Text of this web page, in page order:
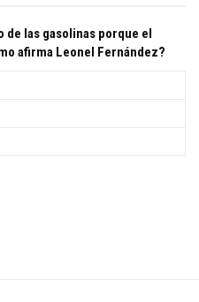
de las gasolinas porque el
afirma Leonel Fernández?